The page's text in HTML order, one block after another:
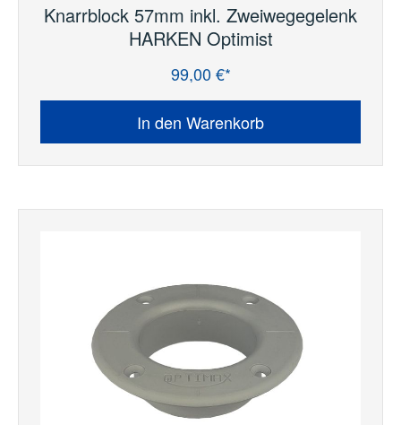
Knarrblock 57mm inkl. Zweiwegegelenk
HARKEN Optimist
99,00 €*
In den Warenkorb